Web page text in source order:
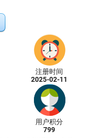
注册时间
2025-02-11
用户积分
799